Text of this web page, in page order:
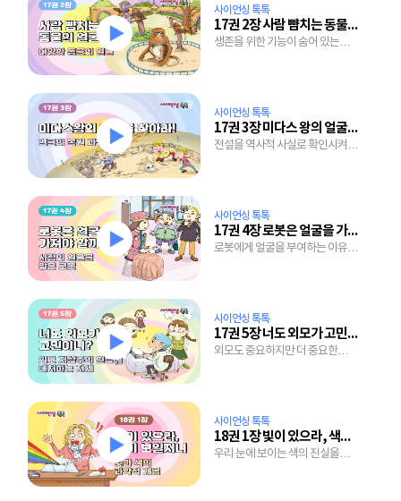
사이언싱 톡톡
17권 2장 사람 뺨치는 동물의 얼굴
생존을 위한 기능이 숨어 있는
사이언싱 톡톡
17권 3장 미다스 왕의 얼굴을 찾아라!
전설을 역사적 사실로 확인시켜준
사이언싱 톡톡
17권 4장 로봇은 얼굴을 가져야 할까?
로봇에게 얼굴을 부여하는 이유와
사이언싱 톡톡
17권 5장 너도 외모가 고민이니?
외모도 중요하지만 더 중요한
사이언싱 톡톡
18권 1장 빛이 있으라, 색이 보일지니
우리 눈에 보이는 색의 진실을